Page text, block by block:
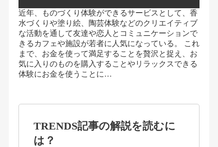
近年、ものづくり体験ができるサービスとして、香
水づくりや塗り絵、陶芸体験などのクリエイティブ
な活動を通して友達や恋人とコミュニケーションで
きるカフェや施設が若者に人気になっている。 これ
まで、お金を使って満足することを贅沢と捉え、お
気に入りのものを購入することやリラックスできる
体験にお金を使うことに…
TRENDS記事の解説を読むに
は？